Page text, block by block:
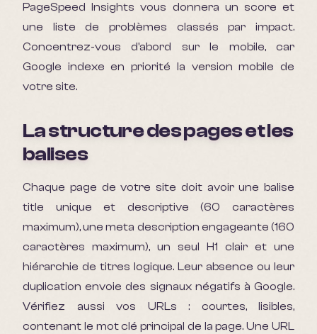
PageSpeed Insights vous donnera un score et
une liste de problèmes classés par impact.
Concentrez-vous d'abord sur le mobile, car
Google indexe en priorité la version mobile de
votre site.
La structure des pages et les
balises
Chaque page de votre site doit avoir une balise
title unique et descriptive (60 caractères
maximum), une meta description engageante (160
caractères maximum), un seul H1 clair et une
hiérarchie de titres logique. Leur absence ou leur
duplication envoie des signaux négatifs à Google.
Vérifiez aussi vos URLs : courtes, lisibles,
contenant le mot clé principal de la page. Une URL